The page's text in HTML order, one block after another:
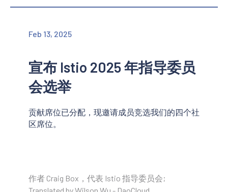
Feb 13, 2025
宣布 Istio 2025 年指导委员
会选举
贡献席位已分配，现邀请成员竞选我们的四个社
区席位。
作者 Craig Box，代表 Istio 指导委员会;